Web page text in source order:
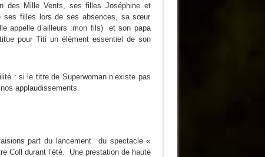
des Mille Vents, ses filles Joséphine et
ses filles lors de ses absences, sa sœur
appelle d’ailleurs :mon fils) et son papa
pour Titi un élément essentiel de son
: si le titre de Superwoman n’existe pas
applaudissements.
part du lancement du spectacle «
Coll durant l’été. Une prestation de haute